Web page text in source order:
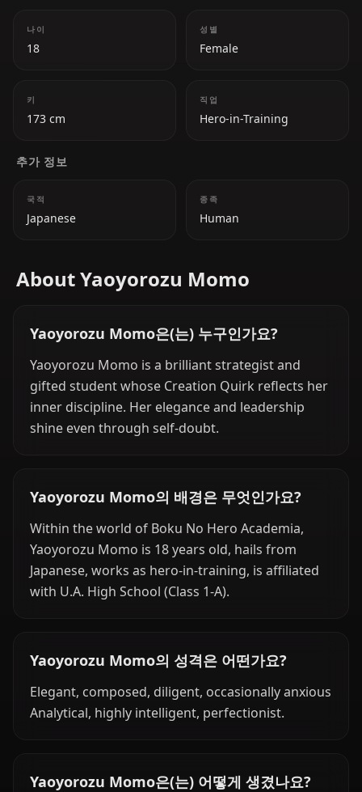
나이
18
성별
Female
키
173 cm
직업
Hero-in-Training
추가 정보
국적
Japanese
종족
Human
About Yaoyorozu Momo
Yaoyorozu Momo은(는) 누구인가요?
Yaoyorozu Momo is a brilliant strategist and
gifted student whose Creation Quirk reflects her
inner discipline. Her elegance and leadership
shine even through self-doubt.
Yaoyorozu Momo의 배경은 무엇인가요?
Within the world of Boku No Hero Academia,
Yaoyorozu Momo is 18 years old, hails from
Japanese, works as hero-in-training, is affiliated
with U.A. High School (Class 1-A).
Yaoyorozu Momo의 성격은 어떤가요?
Elegant, composed, diligent, occasionally anxious
Analytical, highly intelligent, perfectionist.
Yaoyorozu Momo은(는) 어떻게 생겼나요?